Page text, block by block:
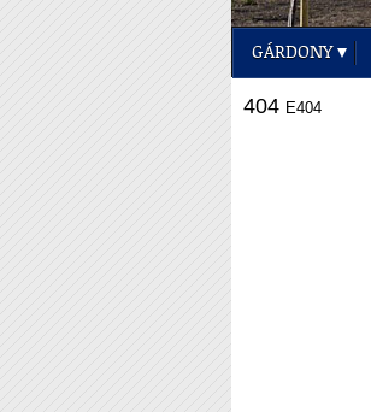
GÁRDONY
404 E404